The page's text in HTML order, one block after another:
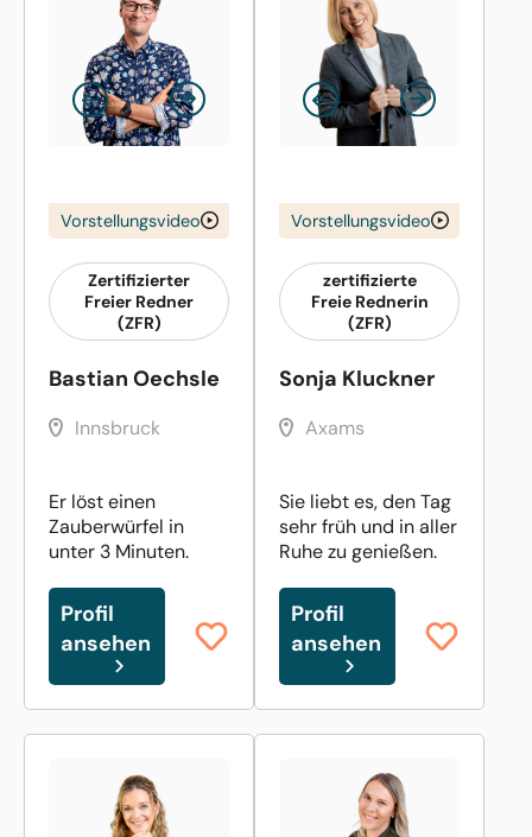
Vorstellungsvideo
Zertifizierter
Freier Redner
(ZFR)
Bastian Oechsle
Innsbruck
Er löst einen
Zauberwürfel in
unter 3 Minuten.
Profil
ansehen
Vorstellungsvideo
zertifizierte
Freie Rednerin
(ZFR)
Sonja Kluckner
Axams
Sie liebt es, den Tag
sehr früh und in aller
Ruhe zu genießen.
Profil
ansehen